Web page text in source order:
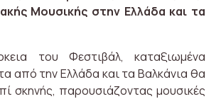
Μουσικής στην Ελλάδα και τα
του Φεστιβάλ, καταξιωμένα
από την Ελλάδα και τα Βαλκάνια θα
σκηνής, παρουσιάζοντας μουσικές